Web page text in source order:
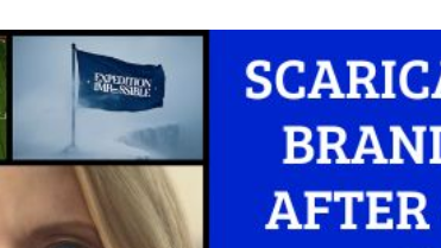
DIGITALE
EDITORIA
ESTERNA
RADIO / AUDIO